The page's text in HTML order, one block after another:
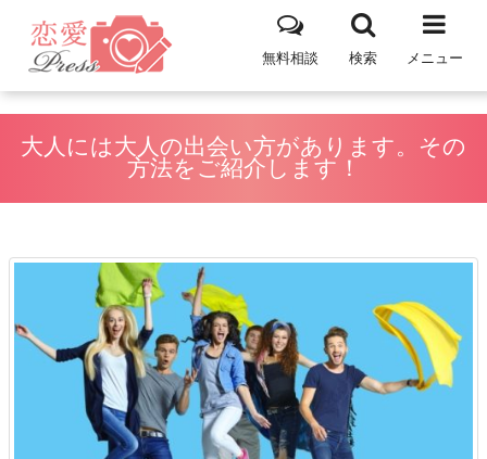
メニュー
検索
無料相談
大人には大人の出会い方があります。その
方法をご紹介します！